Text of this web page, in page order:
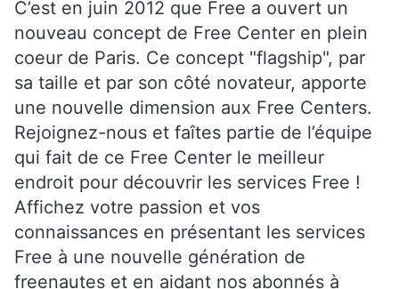
C’est en juin 2012 que Free a ouvert un
nouveau concept de Free Center en plein
coeur de Paris. Ce concept "flagship", par
sa taille et par son côté novateur, apporte
une nouvelle dimension aux Free Centers.
Rejoignez-nous et faîtes partie de l’équipe
qui fait de ce Free Center le meilleur
endroit pour découvrir les services Free !
Affichez votre passion et vos
connaissances en présentant les services
Free à une nouvelle génération de
freenautes et en aidant nos abonnés à